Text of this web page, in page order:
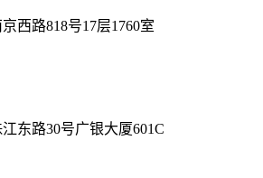
西路818号17层1760室
东路30号广银大厦601C